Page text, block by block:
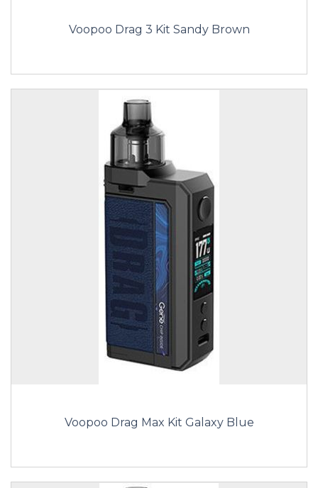
Voopoo Drag 3 Kit Sandy Brown
Voopoo Drag Max Kit Galaxy Blue